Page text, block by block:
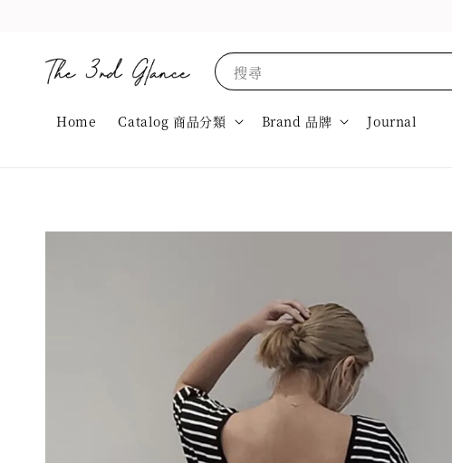
搜尋
Home Catalog 商品分類 Brand 品牌 Journal